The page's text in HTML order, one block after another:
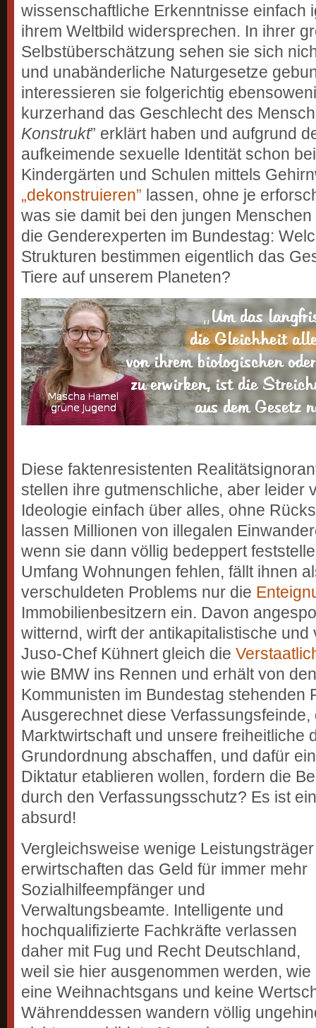
wissenschaftliche Erkenntnisse einfach
ihrem Weltbild widersprechen. In ihrer
Selbstüberschätzung sehen sie sich
und unabänderliche Naturgesetze
interessieren sie folgerichtig
kurzerhand das Geschlecht des
Konstrukt” erklärt haben und aufgrund
aufkeimende sexuelle Identität schon
Kindergärten und Schulen mittels
„dekonstruieren” lassen, ohne je
was sie damit bei den jungen
die Genderexperten im Bundestag:
Strukturen bestimmen eigentlich das
Tiere auf unserem Planeten?
Diese faktenresistenten
stellen ihre gutmenschliche, aber leider
Ideologie einfach über alles, ohne
lassen Millionen von illegalen
wenn sie dann völlig bedeppert
Umfang Wohnungen fehlen, fällt ihnen
verschuldeten Problems nur die
Immobilienbesitzern ein. Davon
witternd, wirft der antikapitalistische
Juso-Chef Kühnert gleich die
wie BMW ins Rennen und erhält von
Kommunisten im Bundestag stehenden
Ausgerechnet diese
Marktwirtschaft und unsere freiheitliche
Grundordnung abschaffen, und dafür
Diktatur etablieren wollen, fordern die
durch den Verfassungsschutz? Es ist
absurd!
Vergleichsweise wenige Leistungsträger
erwirtschaften das Geld für immer mehr
Sozialhilfe­empfänger und
Verwaltungsbeamte. Intelligente und
hochqualifizierte Fachkräfte verlassen
daher mit Fug und Recht Deutschland,
weil sie hier ausgenommen werden, wie
eine Weihnachtsgans und keine
Währenddessen wandern völlig